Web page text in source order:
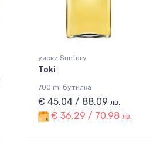
уиски Suntory
Toki
700 ml бутилка
€ 45.04 / 88.09 лв.
€ 36.29 / 70.98 лв.